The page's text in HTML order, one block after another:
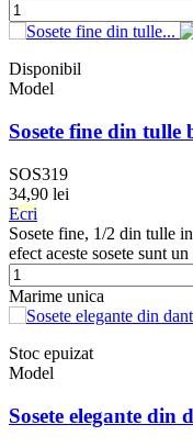
Disponibil
Model
Sosete fine din
SOS319
34,90 lei
Ecri
Sosete fine, 1/2 din tulle
efect aceste sosete sunt
Marime unica
Stoc epuizat
Model
Sosete elegante din